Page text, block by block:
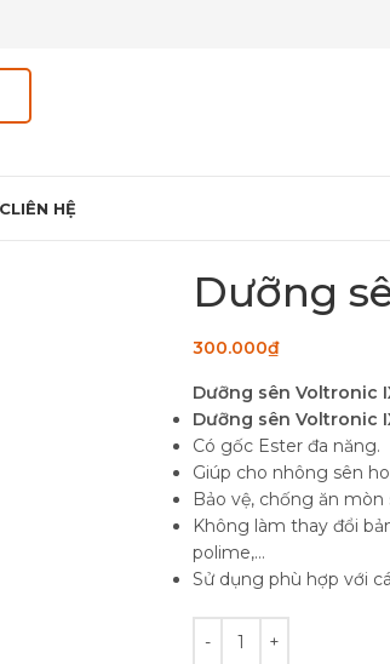
LIÊN HỆ
Dưỡng
300.000₫
Dưỡng sên Voltronic
Dưỡng sên Voltronic
Có gốc Ester đa năng.
Giúp cho nhông sên
Bảo vệ, chống ăn
Không làm thay đổi
polime,…
Sử dụng phù hợp với